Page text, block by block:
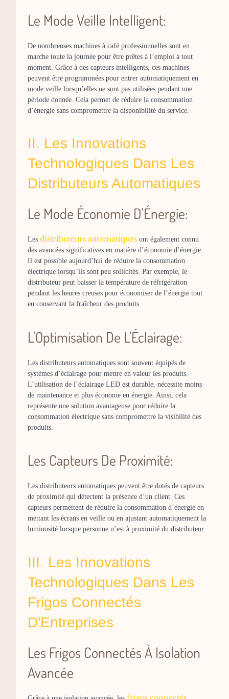
Le Mode Veille Intelligent:
De nombreuses machines à café professionnelles sont en
marche toute la journée pour être prêtes à l’emploi à tout
moment. Grâce à des capteurs intelligents, ces machines
peuvent être programmées pour entrer automatiquement en
mode veille lorsqu’elles ne sont pas utilisées pendant une
période donnée. Cela permet de réduire la consommation
d’énergie sans compromettre la disponibilité du service.
II. Les Innovations
Technologiques Dans Les
Distributeurs Automatiques
Le Mode Économie D'Énergie:
Les distributeurs automatiquesont également connu
des avancées significatives en matière d’économie d’énergie.
Il est possible aujourd’hui de réduire la consommation
électrique lorsqu’ils sont peu sollicités. Par exemple, le
distributeur peut baisser la température de réfrigération
pendant les heures creuses pour économiser de l’énergie tout
en conservant la fraîcheur des produits.
L'Optimisation De L'Éclairage:
Les distributeurs automatiques sont souvent équipés de
systèmes d’éclairage pour mettre en valeur les produits.
L’utilisation de l’éclairage LED est durable, nécessite moins
de maintenance et plus économe en énergie. Ainsi, cela
représente une solution avantageuse pour réduire la
consommation électrique sans compromettre la visibilité des
produits.
Les Capteurs De Proximité:
Les distributeurs automatiques peuvent être dotés de capteurs
de proximité qui détectent la présence d’un client. Ces
capteurs permettent de réduire la consommation d’énergie en
mettant les écrans en veille ou en ajustant automatiquement la
luminosité lorsque personne n’est à proximité du distributeur.
III. Les Innovations
Technologiques Dans Les
Frigos Connectés
D'Entreprises
Les Frigos Connectés À Isolation
Avancée